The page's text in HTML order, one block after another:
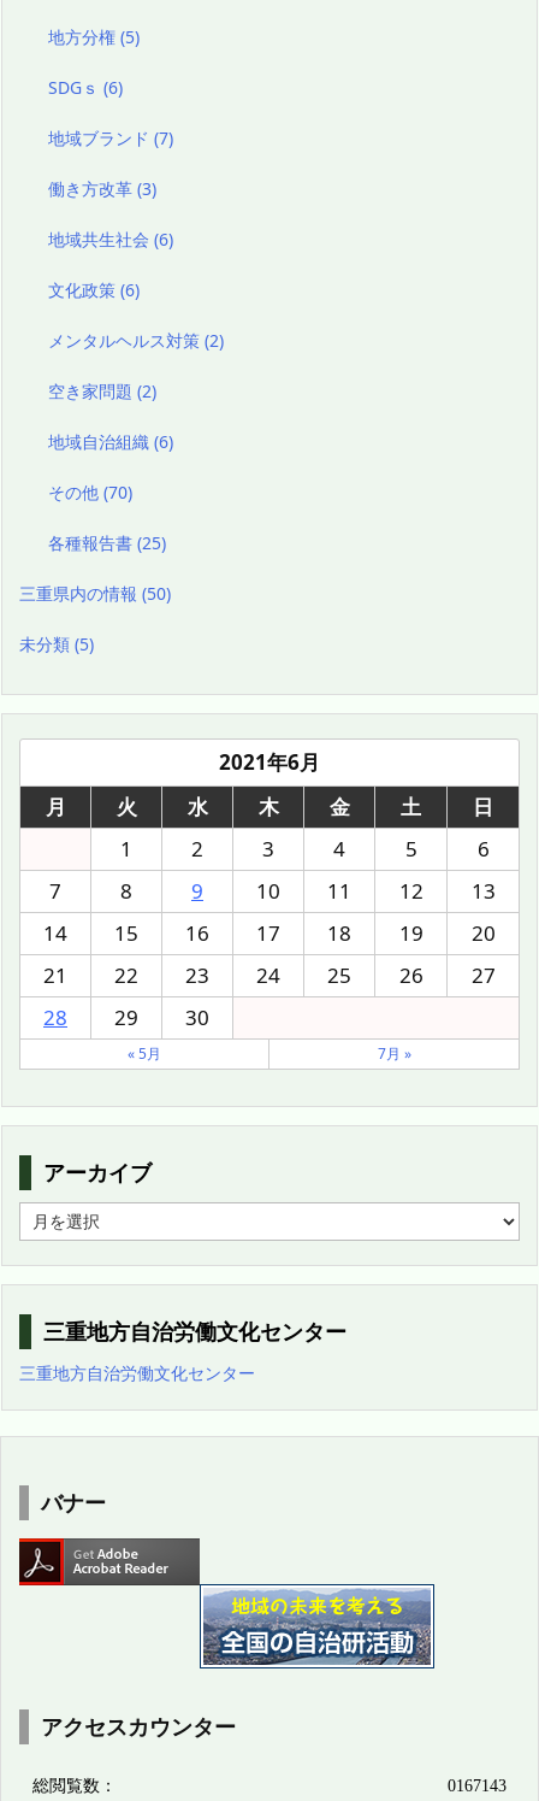
地方分権(5)
SDGｓ(6)
地域ブランド(7)
働き方改革(3)
地域共生社会(6)
文化政策(6)
メンタルヘルス対策(2)
空き家問題(2)
地域自治組織(6)
その他(70)
各種報告書(25)
三重県内の情報 (50)
未分類 (5)
2021年6月
月
火 水 木 金 土
日
1
2 3 4 5
6
7
8 9 10 11 12
13
14
15 16 17 18 19
20
21
22 23 24 25 26
27
28
29 30
« 5月 7月 »
アーカイブ
ー
カ
イ
ブ
三重地方自治労働文化センター
三重地方自治労働文化センター
バナー
アクセスカウンター